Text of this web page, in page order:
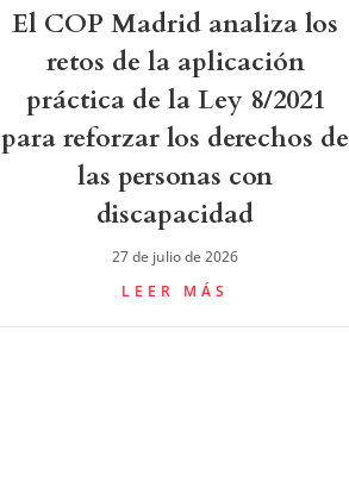
El COP Madrid analiza los
retos de la aplicación
práctica de la Ley 8/2021
para reforzar los derechos de
las personas con
discapacidad
27 de julio de 2026
LEER MÁS